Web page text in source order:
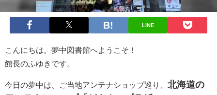
LINE
こんにちは。夢中図書館へようこそ！
館長のふゆきです。
今日の夢中は、ご当地アンテナショップ巡り、 北海道の